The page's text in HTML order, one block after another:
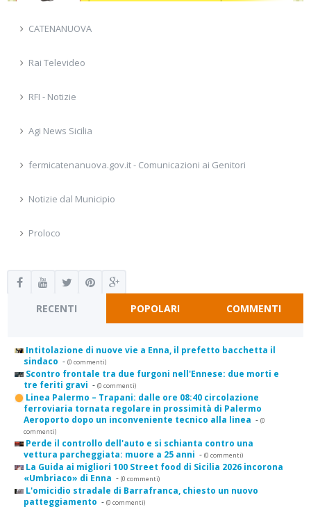
CATENANUOVA
Rai Televideo
RFI - Notizie
Agi News Sicilia
fermicatenanuova.gov.it - Comunicazioni ai Genitori
Notizie dal Municipio
Proloco
RECENTI POPOLARI COMMENTI
Intitolazione di nuove vie a Enna, il prefetto bacchetta il
sindaco - (0 commenti)
Scontro frontale tra due furgoni nell'Ennese: due morti e
tre feriti gravi - (0 commenti)
Linea Palermo – Trapani: dalle ore 08:40 circolazione
ferroviaria tornata regolare in prossimità di Palermo
Aeroporto dopo un inconveniente tecnico alla linea - (0
commenti)
Perde il controllo dell'auto e si schianta contro una
vettura parcheggiata: muore a 25 anni - (0 commenti)
La Guida ai migliori 100 Street food di Sicilia 2026 incorona
«Umbriaco» di Enna - (0 commenti)
L'omicidio stradale di Barrafranca, chiesto un nuovo
patteggiamento - (0 commenti)